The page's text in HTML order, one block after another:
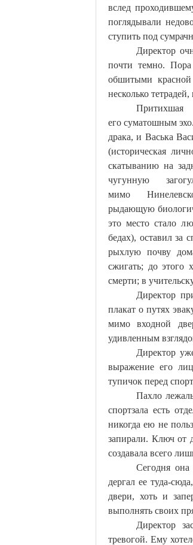
вслед
поглядывали
ступить под
Директор
почти темно.
обшитыми
несколько
егосуматошным эхо.
драка, и Васька
(историческая
скатыванию на
чугунную
мимо
рыдающую
это место стало
бедах), оставил за
рыхлую почву
сжигать; до этого
смерти; в
Директор
плакат о путях
мимо входной
удивленным
Директор
выражение его
тупичок перед
Пахло
спортзала есть
никогда ею не
запирали. Ключ от
создавала всего
Сегодня она
дергал ее туда-
двери, хоть и
выполнять своих
Директор
тревогой. Ему